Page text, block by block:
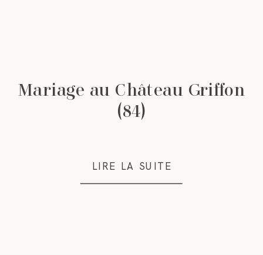
LIRE LA SUITE
Mariage au Château Griffon
(84)